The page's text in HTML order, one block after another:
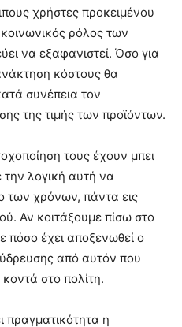
χρήστες προκειμένου
ρόλος των
να εξαφανιστεί. Όσο για
κόστους θα
συνέπεια τον
της τιμής των προϊόντων.
τους έχουν μπει
την λογική αυτή να
των χρόνων, πάντα εις
Αν κοιτάξουμε πίσω στο
πόσο έχει αποξενωθεί ο
από αυτόν που
στο πολίτη.
πραγματικότητα η